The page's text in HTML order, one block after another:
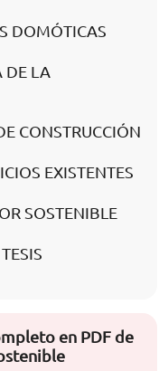
DOMÓTICAS
DE LA
CONSTRUCCIÓN
EXISTENTES
SOSTENIBLE
en PDF de